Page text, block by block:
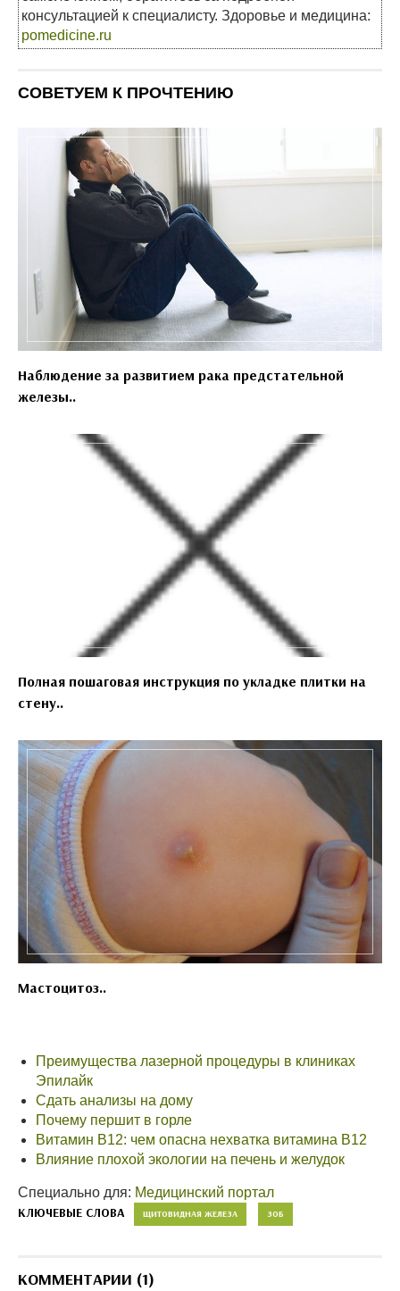
консультацией к специалисту. Здоровье и медицина:
pomedicine.ru
СОВЕТУЕМ К ПРОЧТЕНИЮ
Наблюдение за развитием рака предстательной
железы..
Полная пошаговая инструкция по укладке плитки на
стену..
Мастоцитоз..
Преимущества лазерной процедуры в клиниках
Эпилайк
Сдать анализы на дому
Почему першит в горле
Витамин В12: чем опасна нехватка витамина В12
Влияние плохой экологии на печень и желудок
Специально для: Медицинский портал
КЛЮЧЕВЫЕ СЛОВА ЩИТОВИДНАЯ ЖЕЛЕЗА ЗОБ
КОММЕНТАРИИ (1)